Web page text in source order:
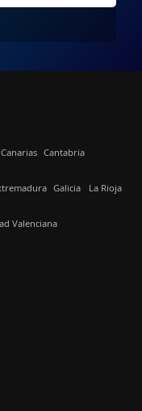
Canarias Cantabria
Galicia La Rioja
Valenciana